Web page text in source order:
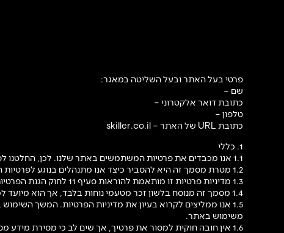
פרטי בעל האתר ובעל השליטה במאגר:
שם –
כתובת דואר אלקטרוני –
טלפון –
כתובת URL של האתר – skiller.co.il
1. כללי
1.1 אנו מכבדים את פרטיות המשתמשים באתר שלנו. לכן, החלטנו לפרסם מדיניות פרטיות ברורה ושקופה, ואנו מתחייבים לפעול לפיה.
1.2 מטרת מסמך זה היא להסביר כיצד אנו מתנהלים בנוגע לפרטיות המשתמשים. בין היתר, נסביר איזה מידע נאסף, כיצד אנו משתמשים בו, ואילו זכויות עומדות לרשותך בנוגע למידע זה.
1.3 מדיניות פרטיות זו מותאמת להוראות סעיף 11 לחוק הגנת הפרטיות, התשמ"א-1981.
1.4 מסמך זה מנוסח בלשון זכר מטעמי נוחות בלבד, אך הוא מיועד לכל המגדרים.
1.5 אנו ממליצים לקרוא בעיון את מדיניות הפרטיות. המשך
משימוש באתר.
1.6 אין חובה חוקית למסור את פרטיך, אך שים לב כי מסירת מידע מסוימת עשויה להיות תנאי לגישה מלאה לתכני האתר ולשירותים שאנו מציעים.